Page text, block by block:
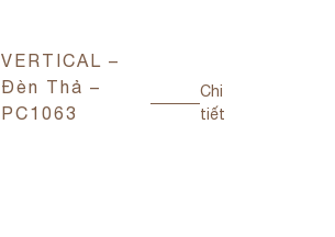
VERTICAL –
Đèn Thả –
PC1063
Chi
tiết